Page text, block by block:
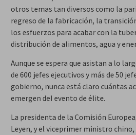
otros temas tan diversos como la
regreso de la fabricación, la
los esfuerzos para acabar con la
distribución de alimentos, agua y
Aunque se espera que asistan a lo
de 600 jefes ejecutivos y más de 50
gobierno, nunca está claro cuántas
emergen del evento de élite.
La presidenta de la Comisión
Leyen, y el viceprimer ministro chino,